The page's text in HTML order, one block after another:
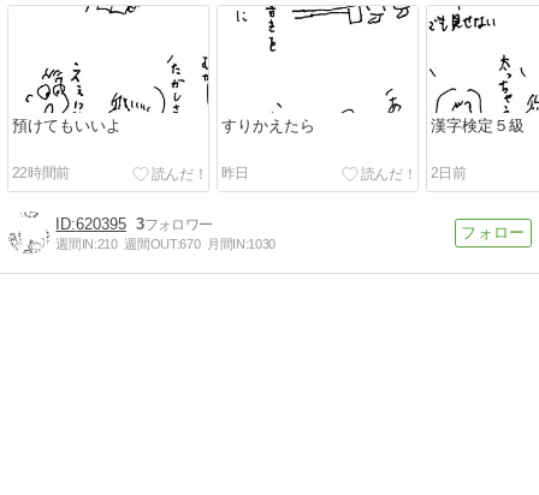
預けてもいいよ
22時間前
すりかえたら
昨日
漢字検定５級
2日前
620395 3
週間IN:210 週間OUT:670 月間IN:1030